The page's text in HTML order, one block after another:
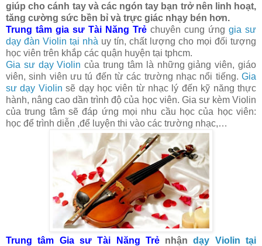
giúp cho cánh tay và các ngón tay bạn trở nên linh hoạt,
tăng cường sức bền bỉ và trực giác nhạy bén hơn.
Trung tâm gia sư Tài Năng Trẻ chuyên cung ứng gia sư
dạy đàn Violin tại nhà uy tín, chất lượng cho mọi đối tượng
học viên trên khắp các quận huyện tại tphcm.
Gia sư dạy Violin của trung tâm là những giảng viên, giáo
viên, sinh viên ưu tú đến từ các trường nhạc nổi tiếng. Gia
sư dạy Violin sẽ dạy học viên từ nhạc lý đến kỹ năng thực
hành, nâng cao dần trình độ của học viên. Gia sư kèm Violin
của trung tâm sẽ đáp ứng mọi nhu cầu học của học viên:
học để trình diễn ,để luyện thi vào các trường nhạc,…
Trung tâm Gia sư Tài Năng Trẻnhậndạy Violin tại